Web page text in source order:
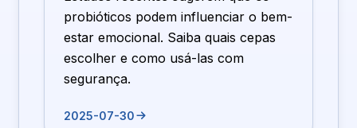
probióticos podem influenciar o bem-
estar emocional. Saiba quais cepas
escolher e como usá-las com
segurança.
2025-07-30